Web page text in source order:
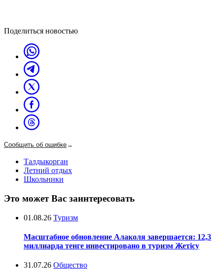
Поделиться новостью
Сообщить об ошибке→
Талдыкорган
Летний отдых
Школьники
Это может Вас заинтересовать
01.08.26 Туризм
Масштабное обновление Алаколя завершается: 12,3
миллиарда тенге инвестировано в туризм Жетісу
31.07.26 Общество